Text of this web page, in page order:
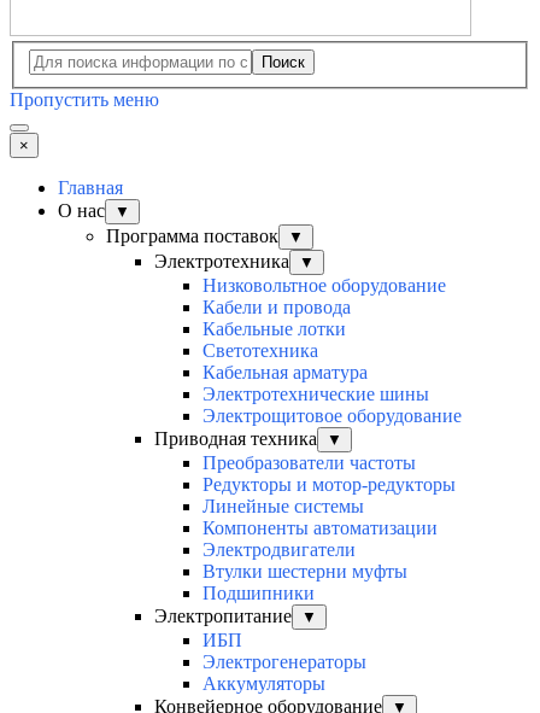
Поиск
Пропустить меню
×
Главная
О нас
▼
Программа поставок ▼
Электротехника ▼
Низковольтное оборудование
Кабели и провода
Кабельные лотки
Светотехника
Кабельная арматура
Электротехнические шины
Электрощитовое оборудование
Приводная техника
▼
Преобразователи частоты
Редукторы и мотор-редукторы
Линейные системы
Компоненты автоматизации
Электродвигатели
Втулки шестерни муфты
Подшипники
Электропитание
▼
ИБП
Электрогенераторы
Аккумуляторы
Конвейерное оборудование
▼